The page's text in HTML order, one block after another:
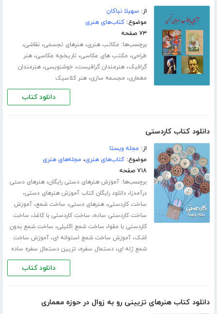
از:سهیلا نیاکان
موضوع:کتاب‌های هنری
۷۳ صفحه
برچسب‌ها: مکاتب هنری،هنرهای تجسمی،نقاشی،
طراحی، مکتب های عکاسی، تاریخچه عکاسی،هنر
گرافیک،هنرمندان گرافیست، خوشنویسی،هنرمندان
معماری، مجسمه سازی،هنر کلاسیک
دانلود کتاب
دانلود کتاب کاردستی
از: مجله ویستا
موضوع:کتاب‌های هنری، مجله‌های هنری
۷۱۸ صفحه
برچسب‌ها:آموزش هنرهای دستی رایگان،هنرهای دستی
درآمدزا،دانلود رایگان کتاب آموزش هنرهای دستی،
ساخت کاردستی،هنرهای دستی، ساخت شمع،آموزش
ساخت کاردستی ساده، ساخت کاردستی با کاغذ، ساخت
کاردستی با مقوا، ساخت شمع اکلیلی، ساخت شمع بدون
اشک،آموزش ساخت شمع استوانه ای،آموزش ساخت
شمع ژله ای،دستمال سفره، تزیین دستمال سفره ساده
دانلود کتاب
دانلود کتاب هنرهای تزیینی رو به زوال در حوزه معماری